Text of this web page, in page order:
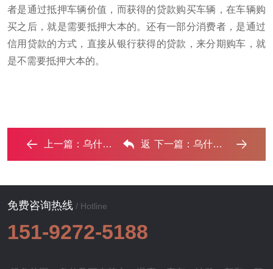
者是通过抵押车辆价值，而获得的贷款购买车辆，在车辆购
买之后，就是需要抵押大本的。还有一部分消费者，是通过
信用贷款的方式，直接从银行获得的贷款，来分期购车，就
是不需要抵押大本的。
上一篇： 乌什汽车抵押借款的额度如何确定？‌ 返 下一篇：乌什不押车贷款办理条件是什么？‌
免费咨询热线 / Hotline
151-9272-5188